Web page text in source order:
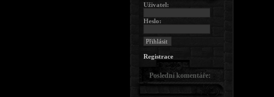
Uživatel:
Heslo:
Registrace
Poslední komentáře: